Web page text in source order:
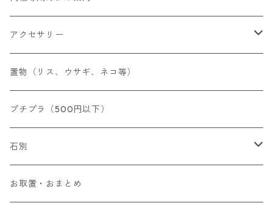
アクセサリー
空枠
リング
ペンダントトップ
ブローチ
置物（リス、ウサギ、ネコ等）
プチプラ（500円以下）
石別
アイオライト
お取置・おまとめ